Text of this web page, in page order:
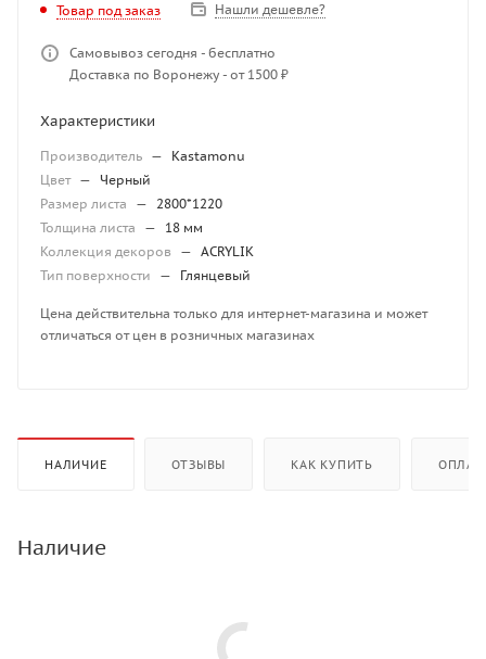
Товар под заказ Нашли дешевле?
Самовывоз сегодня - бесплатно
Доставка по Воронежу - от 1500 ₽
Характеристики
Производитель —
Kastamonu
Цвет —
Черный
Размер листа
— 2800*1220
Толщина листа
—
18 мм
Коллекция декоров
— ACRYLIK
Тип поверхности
— Глянцевый
Цена действительна только для интернет-магазина и может
отличаться от цен в розничных магазинах
НАЛИЧИЕ ОТЗЫВЫ КАК КУПИТЬ
Наличие